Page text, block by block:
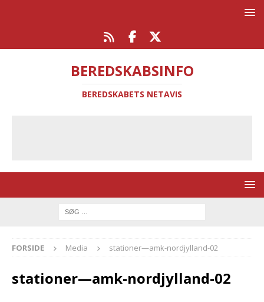
BEREDSKABSINFO
BEREDSKABETS NETAVIS
FORSIDE Media stationer—amk-nordjylland-02
stationer—amk-nordjylland-02